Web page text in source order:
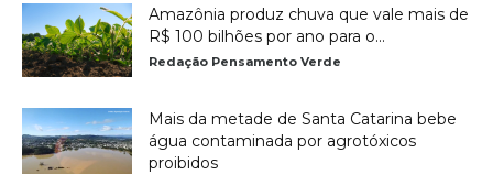
Amazônia produz chuva que vale mais de
R$ 100 bilhões por ano para o...
Redação Pensamento Verde
Mais da metade de Santa Catarina bebe
água contaminada por agrotóxicos
proibidos